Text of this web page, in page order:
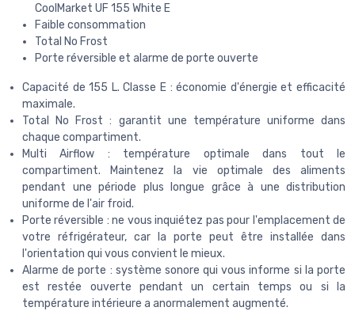
CoolMarket UF 155 White E
Faible consommation
Total No Frost
Porte réversible et alarme de porte ouverte
Capacité de 155 L. Classe E : économie d'énergie et efficacité
maximale.
Total No Frost : garantit une température uniforme dans
chaque compartiment.
Multi Airflow : température optimale dans tout le
compartiment. Maintenez la vie optimale des aliments
pendant une période plus longue grâce à une distribution
uniforme de l'air froid.
Porte réversible : ne vous inquiétez pas pour l'emplacement de
votre réfrigérateur, car la porte peut être installée dans
l'orientation qui vous convient le mieux.
Alarme de porte : système sonore qui vous informe si la porte
est restée ouverte pendant un certain temps ou si la
température intérieure a anormalement augmenté.